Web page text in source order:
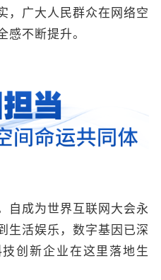
，广大人民群众在网络空
感不断提升。
成为世界互联网大会永
生活娱乐，数字基因已深
创新企业在这里落地生